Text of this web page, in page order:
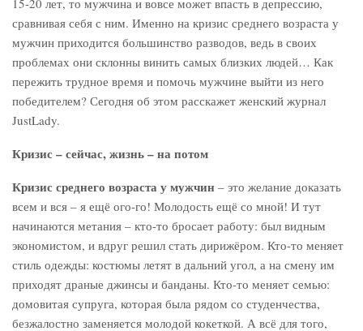
сравнивая себя с ним. Именно на кризис среднего возраста у
мужчин приходится большинство разводов, ведь в своих
проблемах они склонны винить самых близких людей… Как
пережить трудное время и помочь мужчине выйти из него
победителем? Сегодня об этом расскажет женский журнал
JustLady.
Кризис – сейчас, жизнь – на потом
Кризис среднего возраста у мужчин – это желание доказать
всем и вся – я ещё ого-го! Молодость ещё со мной! И тут
начинаются метания – кто-то бросает работу: был видным
экономистом, и вдруг решил стать дирижёром. Кто-то меняет
стиль одежды: костюмы летят в дальний угол, а на смену им
приходят драные джинсы и банданы. Кто-то меняет семью:
домовитая супруга, которая была рядом со студенчества,
безжалостно заменяется молодой кокеткой. А всё для того,